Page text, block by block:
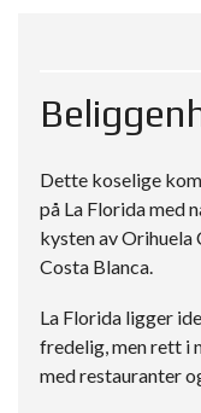
Dette koselige
på La Florida med
kysten av Orihuela
Costa Blanca.
La Florida ligger
fredelig, men rett i
med restauranter